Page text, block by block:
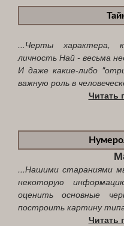
...Черты характера,
личность Най - весьма
И даже какие-либо
важную роль в
Читать
...Нашими стараниями
некоторую
оценить основные
построить картину
Читать